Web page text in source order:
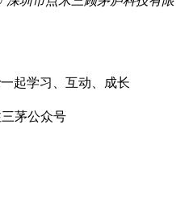
起学习、互动、成长
茅公众号